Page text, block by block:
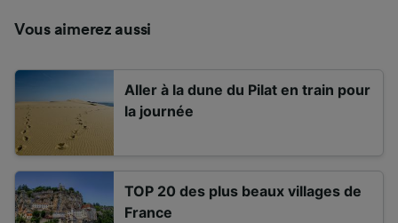
Vous aimerez aussi
Aller à la dune du Pilat en train pour
la journée
TOP 20 des plus beaux villages de
France